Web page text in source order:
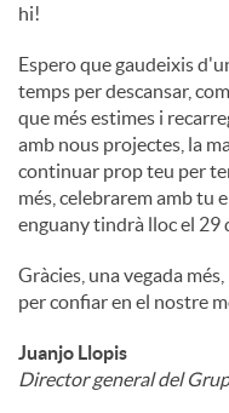
hi!
Espero que gaudeixis
temps per descansar,
que més estimes i
amb nous projectes, la
continuar prop teu per
més, celebrarem amb tu
enguany tindrà lloc el 29
Gràcies, una vegada
per confiar en el nostre
Juanjo Llopis
Director general del